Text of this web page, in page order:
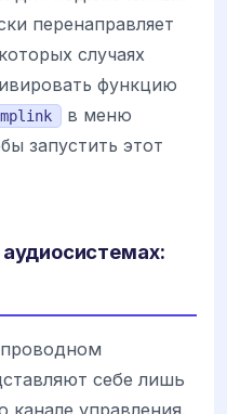
перенаправляет
случаях
функцию
в меню
запустить этот
себе лишь
канале управления.